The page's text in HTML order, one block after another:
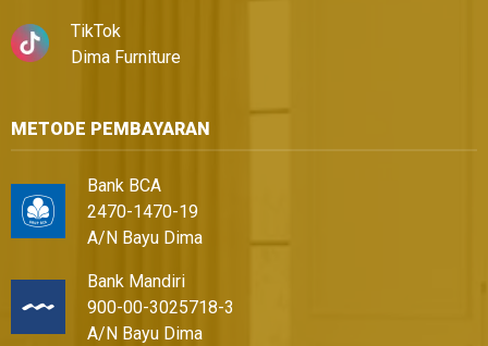
TikTok
Dima Furniture
METODE PEMBAYARAN
Bank BCA
2470-1470-19
A/N Bayu Dima
Bank Mandiri
900-00-3025718-3
A/N Bayu Dima